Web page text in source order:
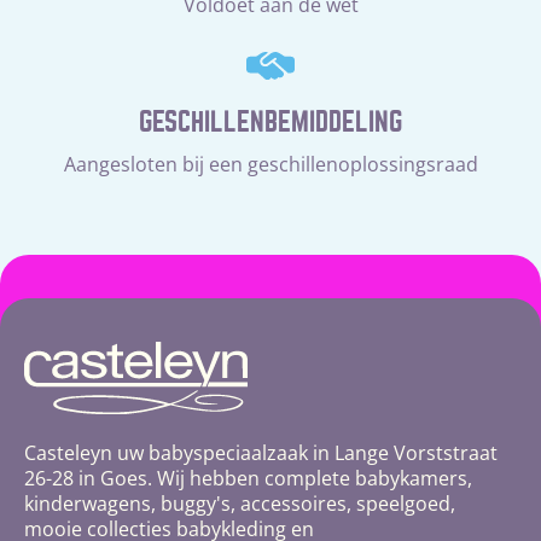
GESCHILLENBEMIDDELING
Aangesloten bij een geschillenoplossingsraad
Casteleyn uw babyspeciaalzaak in Lange Vorststraat
26-28 in Goes. Wij hebben complete babykamers,
kinderwagens, buggy's, accessoires, speelgoed,
mooie collecties babykleding en